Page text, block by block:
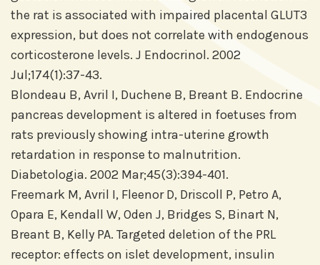
the rat is associated with impaired placental GLUT3
expression, but does not correlate with endogenous
corticosterone levels. J Endocrinol. 2002
Jul;174(1):37-43.
Blondeau B, Avril I, Duchene B, Breant B. Endocrine
pancreas development is altered in foetuses from
rats previously showing intra-uterine growth
retardation in response to malnutrition.
Diabetologia. 2002 Mar;45(3):394-401.
Freemark M, Avril I, Fleenor D, Driscoll P, Petro A,
Opara E, Kendall W, Oden J, Bridges S, Binart N,
Breant B, Kelly PA. Targeted deletion of the PRL
receptor: effects on islet development, insulin